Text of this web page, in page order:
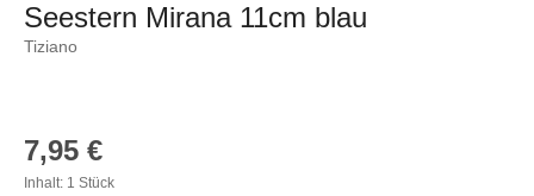
Seestern Mirana 11cm blau
Tiziano
Regulärer Preis:
7,95 €
Inhalt: 1 Stück